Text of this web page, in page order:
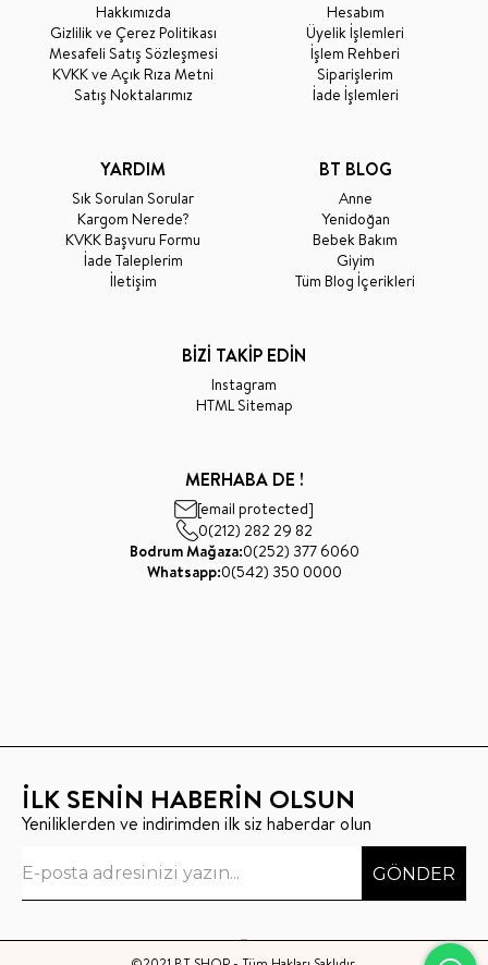
Hakkımızda
Gizlilik ve Çerez Politikası
Mesafeli Satış Sözleşmesi
KVKK ve Açık Rıza Metni
Satış Noktalarımız
Hesabım
Üyelik İşlemleri
İşlem Rehberi
Siparişlerim
İade İşlemleri
YARDIM
Sık Sorulan Sorular
Kargom Nerede?
KVKK Başvuru Formu
İade Taleplerim
İletişim
BT BLOG
Anne
Yenidoğan
Bebek Bakım
Giyim
Tüm Blog İçerikleri
BİZİ TAKİP EDİN
Instagram
HTML Sitemap
MERHABA DE !
[email protected]
0(212) 282 29 82
Bodrum Mağaza:0(252) 377 6060
Whatsapp:0(542) 350 0000
İLK SENİN HABERİN OLSUN
Yeniliklerden ve indirimden ilk siz haberdar olun
GÖNDER